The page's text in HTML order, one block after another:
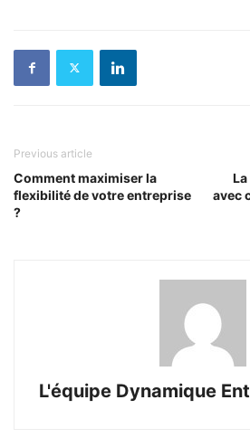
Previous article
Comment maximiser la
flexibilité de votre entreprise
?
avec
L'équipe Dynamique